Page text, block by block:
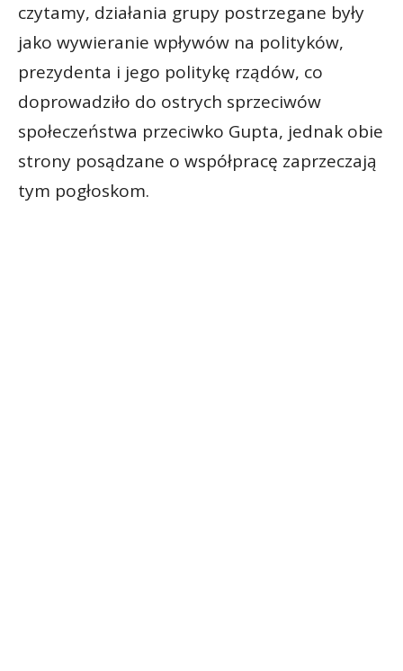
czytamy, działania grupy postrzegane były
jako wywieranie wpływów na polityków,
prezydenta i jego politykę rządów, co
doprowadziło do ostrych sprzeciwów
społeczeństwa przeciwko Gupta, jednak obie
strony posądzane o współpracę zaprzeczają
tym pogłoskom.